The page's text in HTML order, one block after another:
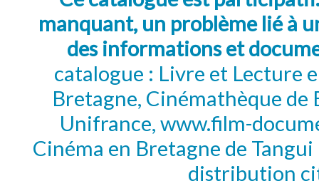
manquant, un problème lié à
des informations et
catalogue : Livre et Lecture
Bretagne, Cinémathèque de
Unifrance, www.film-
Cinéma en Bretagne de
distribution